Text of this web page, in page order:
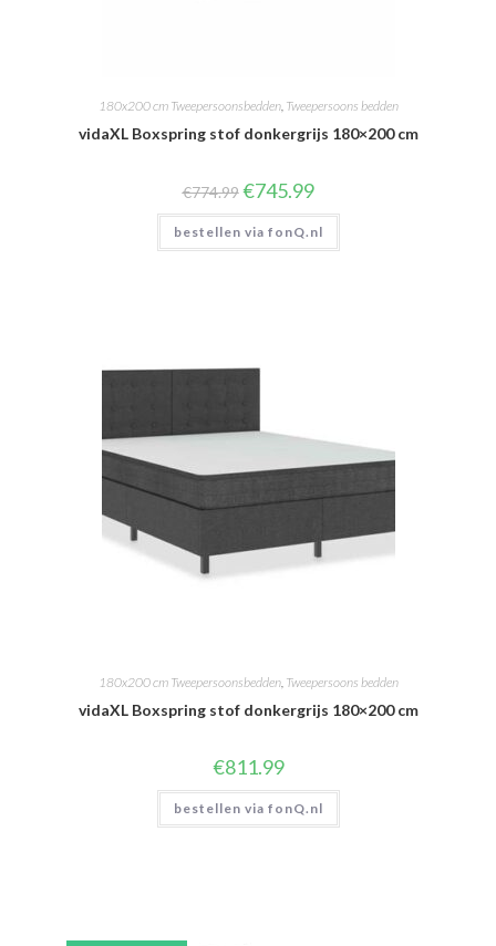
180x200 cm Tweepersoonsbedden, Tweepersoons bedden
vidaXL Boxspring stof donkergrijs 180×200 cm
€774.99 Oorspronkelijke
prijs
was:
€774.99.
€745.99Huidige
is:
€745.99.
bestellen via fonQ.nl
180x200 cm Tweepersoonsbedden, Tweepersoons bedden
vidaXL Boxspring stof donkergrijs 180×200 cm
€811.99
bestellen via fonQ.nl